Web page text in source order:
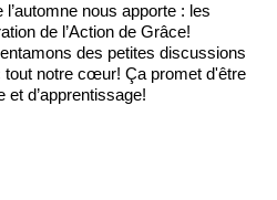
nous apporte : les
de l’Action de Grâce!
des petites discussions
notre cœur! Ça promet d'être
et d’apprentissage!